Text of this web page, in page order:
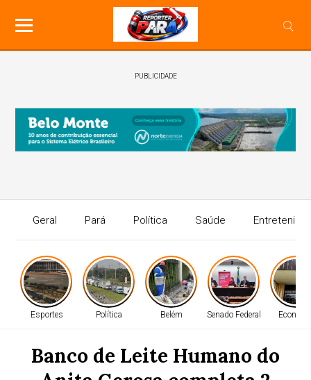
PUBLICIDADE
Geral Pará Política Saúde
Esportes Política Belém Senado Federal
Banco de Leite Humano do